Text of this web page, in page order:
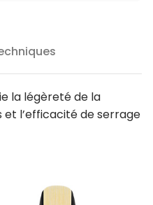
la légèreté de la
l’efficacité de serrage